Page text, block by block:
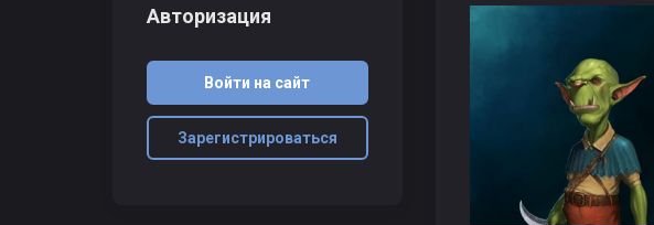
Авторизация
Войти на сайт
Зарегистрироваться